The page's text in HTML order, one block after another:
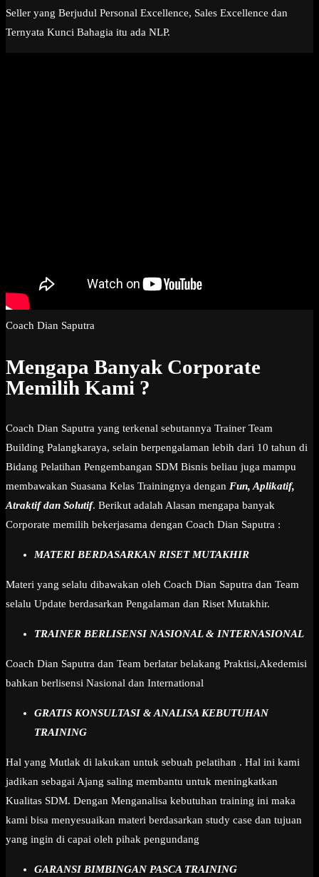
Seller yang Berjudul Personal Excellence, Sales Excellence dan
Ternyata Kunci Bahagia itu ada NLP.
Coach Dian Saputra
Mengapa Banyak Corporate
Memilih Kami ?
Coach Dian Saputra yang terkenal sebutannya Trainer Team
Building Palangkaraya, selain berpengalaman lebih dari 10 tahun di
Bidang Pelatihan Pengembangan SDM Bisnis beliau juga mampu
membawakan Suasana Kelas Trainingnya dengan Fun, Aplikatif,
Atraktif dan Solutif. Berikut adalah Alasan mengapa banyak
Corporate memilih bekerjasama dengan Coach Dian Saputra :
MATERI BERDASARKAN RISET MUTAKHIR
Materi yang selalu dibawakan oleh Coach Dian Saputra dan Team
selalu Update berdasarkan Pengalaman dan Riset Mutakhir.
TRAINER BERLISENSI NASIONAL & INTERNASIONAL
Coach Dian Saputra dan Team berlatar belakang Praktisi,Akedemisi
bahkan berlisensi Nasional dan International
GRATIS KONSULTASI & ANALISA KEBUTUHAN
TRAINING
Hal yang Mutlak di lakukan untuk sebuah pelatihan . Hal ini kami
jadikan sebagai Ajang saling membantu untuk meningkatkan
Kualitas SDM. Dengan Menganalisa kebutuhan training ini maka
kami bisa menyesuaikan materi berdasarkan study case dan tujuan
yang ingin di capai oleh pihak pengundang
GARANSI BIMBINGAN PASCA TRAINING